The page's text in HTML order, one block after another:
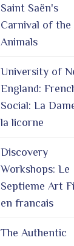
Saint Saën's
Carnival of the
Animals
University of
England:
Social: La
la licorne
Discovery
Workshops: Le
Septieme Art
en francais
The Authentic